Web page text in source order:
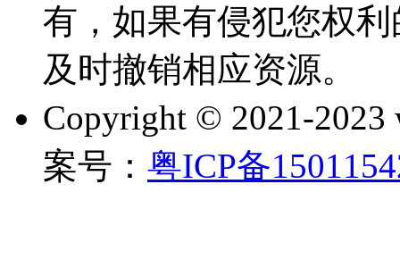
有，如果有侵犯您权
及时撤销相应资源。
Copyright © 2021-2023
案号： 粤ICP备